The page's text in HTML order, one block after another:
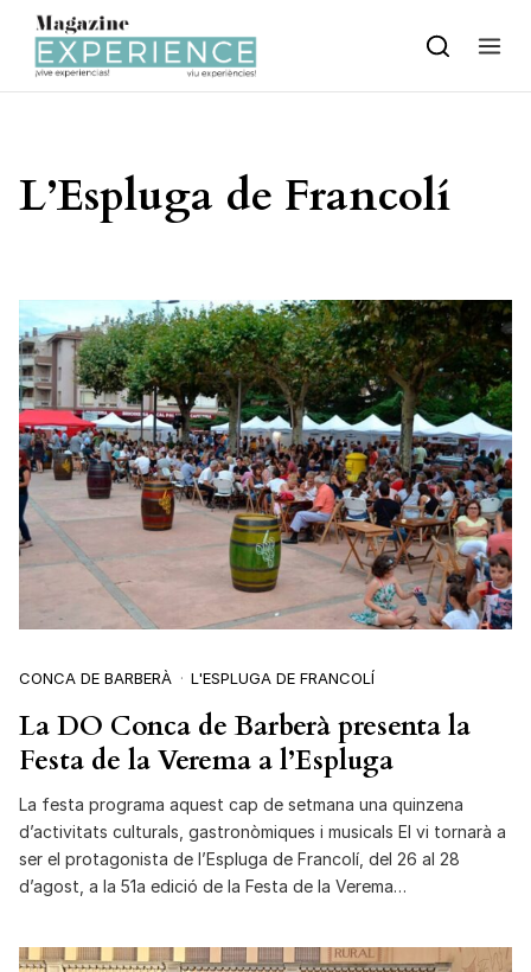
Skip to content
L’Espluga de Francolí
CONCA DE BARBERÀ L'ESPLUGA DE FRANCOLÍ
La DO Conca de Barberà presenta la
Festa de la Verema a l’Espluga
La festa programa aquest cap de setmana una quinzena
d’activitats culturals, gastronòmiques i musicals El vi tornarà a
ser el protagonista de l’Espluga de Francolí, del 26 al 28
d’agost, a la 51a edició de la Festa de la Verema…